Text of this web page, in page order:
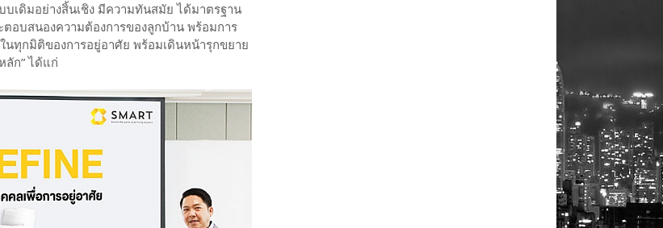
เดิมอย่างสิ้นเชิง มีความทันสมัย ได้มาตรฐาน
อบสนองความต้องการของลูกบ้าน พร้อมการ
ทุกมิติของการอยู่อาศัย พร้อมเดินหน้ารุกขยาย
ลัก” ได้แก่